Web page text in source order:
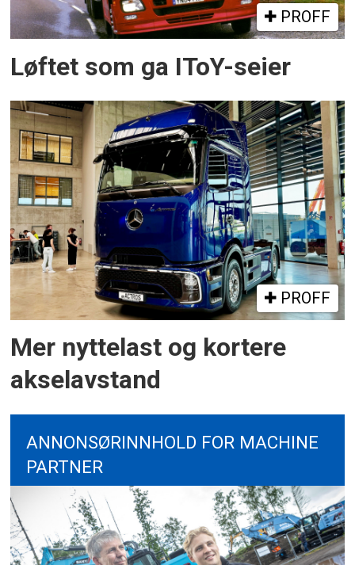
PROFF
Løftet som ga IToY-seier
PROFF
Mer nyttelast og kortere
akselavstand
ANNONSØRINNHOLD FOR MACHINE
PARTNER